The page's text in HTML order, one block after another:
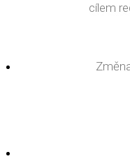
cílem